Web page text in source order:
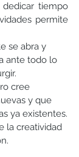
dedicar tiempo
permite
se abra y
ante todo lo
cree
y que
ya existentes.
creatividad